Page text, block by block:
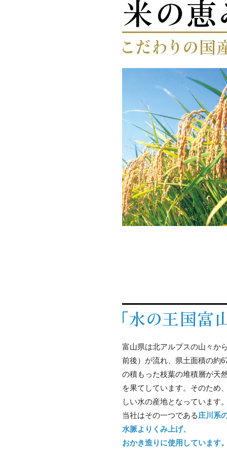
富山県は北アルプスの山々か
前後）が流れ、県土面積の約
の積もった枝葉の堆積層が天
を果てしています。そのため
しい水の産地となっています
当社はその一つである庄川系
水脈よりくみ上げ、
おかき造りに使用しています